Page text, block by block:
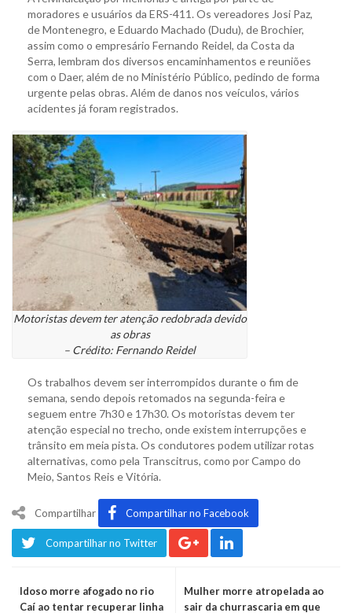
moradores e usuários da ERS-411. Os vereadores Josi Paz,
de Montenegro, e Eduardo Machado (Dudu), de Brochier,
assim como o empresário Fernando Reidel, da Costa da
Serra, lembram dos diversos encaminhamentos e reuniões
com o Daer, além de no Ministério Público, pedindo de forma
urgente pelas obras. Além de danos nos veículos, vários
acidentes já foram registrados.
Motoristas devem ter atenção redobrada devido
as obras
– Crédito: Fernando Reidel
Os trabalhos devem ser interrompidos durante o fim de
semana, sendo depois retomados na segunda-feira e
seguem entre 7h30 e 17h30. Os motoristas devem ter
atenção especial no trecho, onde existem interrupções e
trânsito em meia pista. Os condutores podem utilizar rotas
alternativas, como pela Transcitrus, como por Campo do
Meio, Santos Reis e Vitória.
Compartilhar Compartilhar no Facebook
Compartilhar no Twitter
Idoso morre afogado no rio
Caí ao tentar recuperar linha
Mulher morre atropelada ao
sair da churrascaria em que